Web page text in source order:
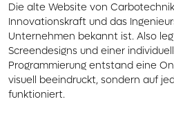
Die alte Website von
Innovationskraft und das
Unternehmen bekannt ist. Also
Screendesigns und einer
Programmierung entstand eine
visuell beeindruckt, sondern auf
funktioniert.